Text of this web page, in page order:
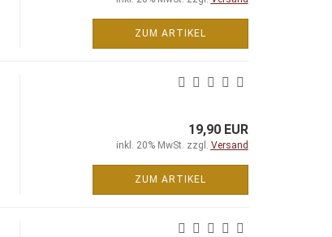
ZUM ARTIKEL
19,90 EUR
inkl. 20% MwSt. zzgl. Versand
ZUM ARTIKEL